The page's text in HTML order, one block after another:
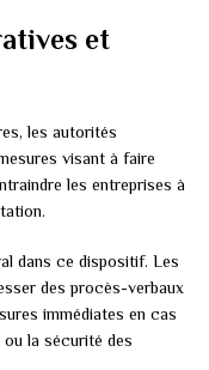
et
les autorités
visant à faire
les entreprises à
dans ce dispositif. Les
des procès-verbaux
immédiates en cas
la sécurité des